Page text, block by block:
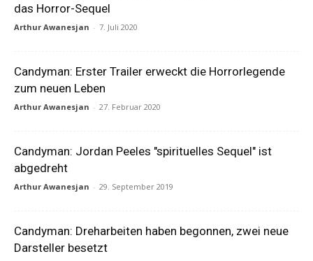
das Horror-Sequel
Arthur Awanesjan - 7. Juli 2020
Candyman: Erster Trailer erweckt die Horrorlegende
zum neuen Leben
Arthur Awanesjan - 27. Februar 2020
Candyman: Jordan Peeles "spirituelles Sequel" ist
abgedreht
Arthur Awanesjan - 29. September 2019
Candyman: Dreharbeiten haben begonnen, zwei neue
Darsteller besetzt